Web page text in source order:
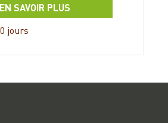
EN SAVOIR PLUS
jours